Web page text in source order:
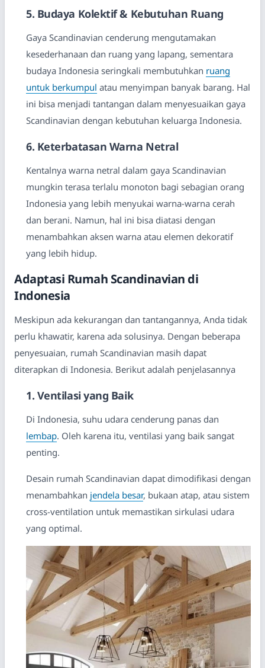
5. Budaya Kolektif & Kebutuhan Ruang
Gaya Scandinavian cenderung mengutamakan
kesederhanaan dan ruang yang lapang, sementara
budaya Indonesia seringkali membutuhkan ruang
untuk berkumpul atau menyimpan banyak barang. Hal
ini bisa menjadi tantangan dalam menyesuaikan gaya
Scandinavian dengan kebutuhan keluarga Indonesia.
6. Keterbatasan Warna Netral
Kentalnya warna netral dalam gaya Scandinavian
mungkin terasa terlalu monoton bagi sebagian orang
Indonesia yang lebih menyukai warna-warna cerah
dan berani. Namun, hal ini bisa diatasi dengan
menambahkan aksen warna atau elemen dekoratif
yang lebih hidup.
Adaptasi Rumah Scandinavian di
Indonesia
Meskipun ada kekurangan dan tantangannya, Anda tidak
perlu khawatir, karena ada solusinya. Dengan beberapa
penyesuaian, rumah Scandinavian masih dapat
diterapkan di Indonesia. Berikut adalah penjelasannya
1. Ventilasi yang Baik
Di Indonesia, suhu udara cenderung panas dan
lembap. Oleh karena itu, ventilasi yang baik sangat
penting.
Desain rumah Scandinavian dapat dimodifikasi dengan
menambahkan jendela besar, bukaan atap, atau sistem
cross-ventilation untuk memastikan sirkulasi udara
yang optimal.